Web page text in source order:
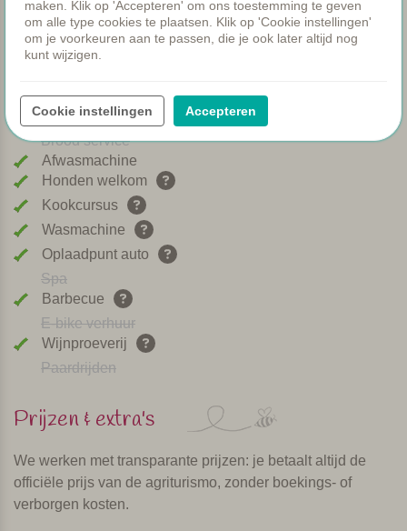
Gezamenlijke diners
WIFI
Verwarmd zwembad
Airco
Speeltuintje
Brood service
Afwasmachine
Honden welkom
Kookcursus
Wasmachine
Oplaadpunt auto
Spa
Barbecue
E-bike verhuur
Wijnproeverij
Paardrijden
Prijzen & extra's
We werken met transparante prijzen: je betaalt altijd de
officiële prijs van de agriturismo, zonder boekings- of
verborgen kosten.
maken. Klik op 'Accepteren' om ons toestemming te geven
om alle type cookies te plaatsen. Klik op 'Cookie instellingen'
om je voorkeuren aan te passen, die je ook later altijd nog
kunt wijzigen.
Cookie instellingen Accepteren